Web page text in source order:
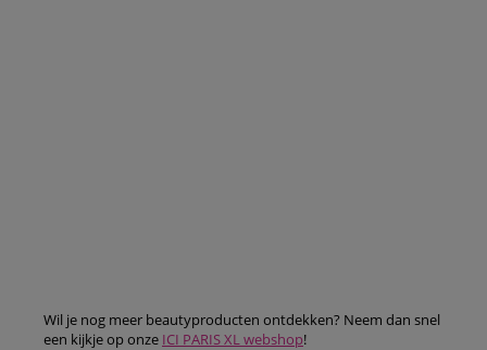
Wil je nog meer beautyproducten ontdekken? Neem dan snel
een kijkje op onze ICI PARIS XL webshop!